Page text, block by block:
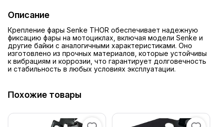
Описание
Крепление фары Senke THOR обеспечивает надежную
фиксацию фары на мотоциклах, включая модели Senke и
другие байки с аналогичными характеристиками. Оно
изготовлено из прочных материалов, которые устойчивы
к вибрациям и коррозии, что гарантирует долговечность
и стабильность в любых условиях эксплуатации.
Похожие товары